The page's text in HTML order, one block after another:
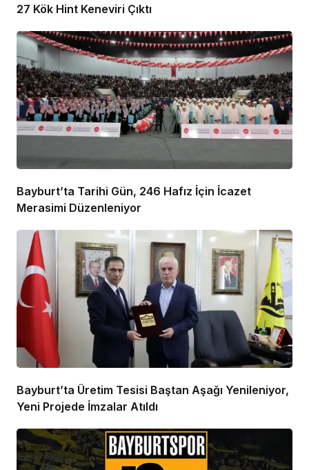
27 Kök Hint Keneviri Çıktı
Bayburt’ta Tarihi Gün, 246 Hafız İçin İcazet
Merasimi Düzenleniyor
Bayburt’ta Üretim Tesisi Baştan Aşağı Yenileniyor,
Yeni Projede İmzalar Atıldı